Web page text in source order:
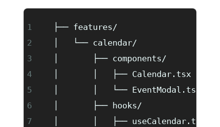
  ├── features/
  │   └── calendar/
  │       ├── components/
  │       │   ├── Calendar.tsx
  │       │   └── EventModal.tsx
  │       ├── hooks/
  │       │   ├── useCalendar.ts